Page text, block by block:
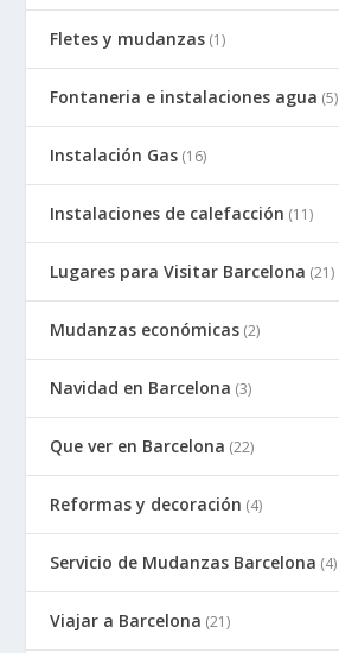
Fletes y mudanzas (1)
Fontaneria e instalaciones agua (5)
Instalación Gas (16)
Instalaciones de calefacción (11)
Lugares para Visitar Barcelona (21)
Mudanzas económicas (2)
Navidad en Barcelona (3)
Que ver en Barcelona (22)
Reformas y decoración (4)
Servicio de Mudanzas Barcelona (4)
Viajar a Barcelona (21)